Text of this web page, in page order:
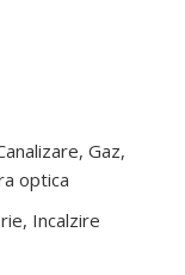
Gaz,
optica
Incalzire